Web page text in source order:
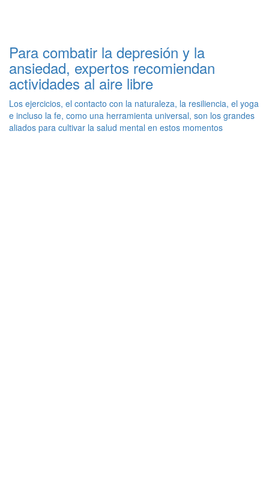
Para combatir la depresión y la
ansiedad, expertos recomiendan
actividades al aire libre
Los ejercicios, el contacto con la naturaleza, la resiliencia, el yoga
e incluso la fe, como una herramienta universal, son los grandes
aliados para cultivar la salud mental en estos momentos